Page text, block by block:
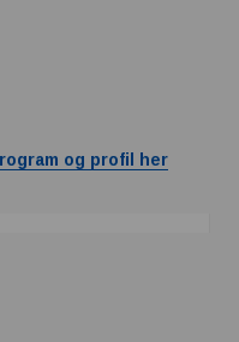
og profil her